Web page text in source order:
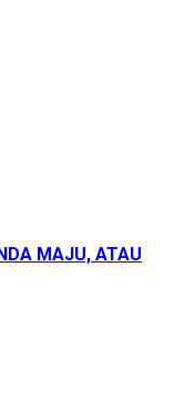
MAJU, ATAU